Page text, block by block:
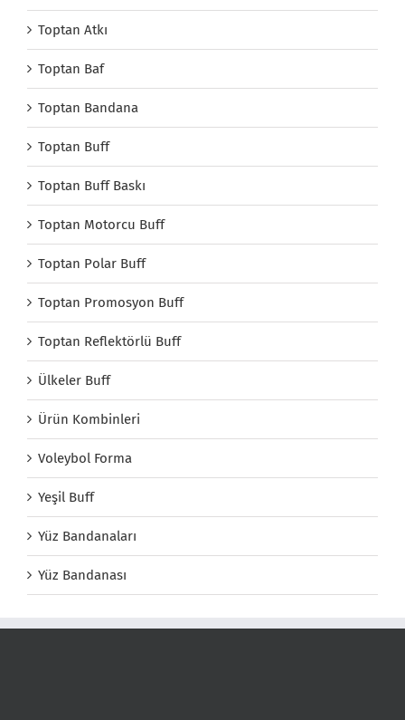
Toptan Atkı
Toptan Baf
Toptan Bandana
Toptan Buff
Toptan Buff Baskı
Toptan Motorcu Buff
Toptan Polar Buff
Toptan Promosyon Buff
Toptan Reflektörlü Buff
Ülkeler Buff
Ürün Kombinleri
Voleybol Forma
Yeşil Buff
Yüz Bandanaları
Yüz Bandanası